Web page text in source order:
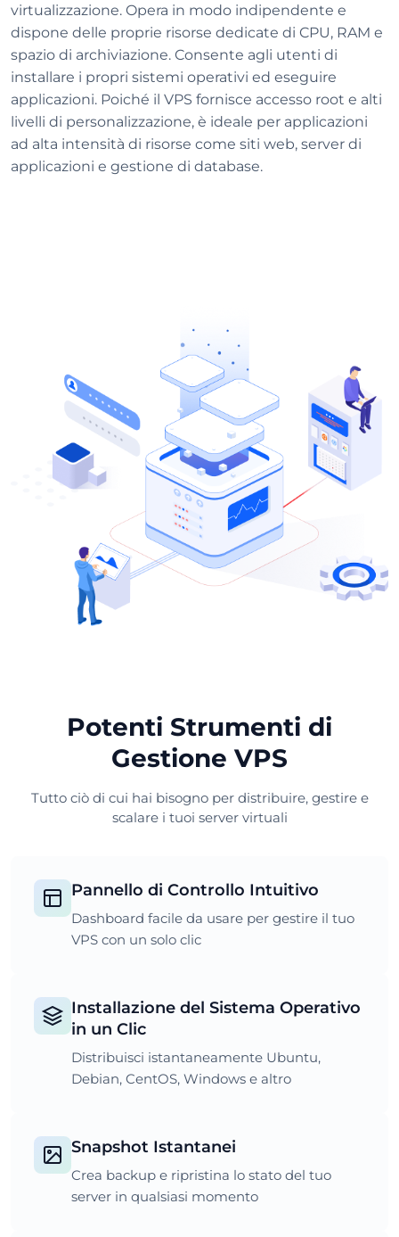
virtualizzazione. Opera in modo indipendente e
dispone delle proprie risorse dedicate di CPU, RAM e
spazio di archiviazione. Consente agli utenti di
installare i propri sistemi operativi ed eseguire
applicazioni. Poiché il VPS fornisce accesso root e alti
livelli di personalizzazione, è ideale per applicazioni
ad alta intensità di risorse come siti web, server di
applicazioni e gestione di database.
Potenti Strumenti di
Gestione VPS
Tutto ciò di cui hai bisogno per distribuire, gestire e
scalare i tuoi server virtuali
Pannello di Controllo Intuitivo
Dashboard facile da usare per gestire il tuo
VPS con un solo clic
Installazione del Sistema Operativo
in un Clic
Distribuisci istantaneamente Ubuntu,
Debian, CentOS, Windows e altro
Snapshot Istantanei
Crea backup e ripristina lo stato del tuo
server in qualsiasi momento